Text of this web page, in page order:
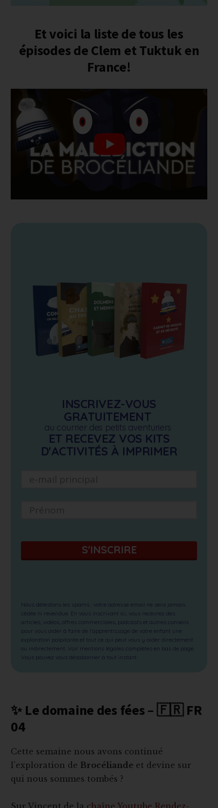
Et voici la liste de tous les
épisodes de Clem et Tuktuk en
France!
INSCRIVEZ-VOUS
GRATUITEMENT
au courrier des petits aventuriers
ET RECEVEZ VOS KITS
D'ACTIVITÉS À IMPRIMER
S'INSCRIRE
Nous détestons les spams : votre adresse email ne sera jamais
cédée ni revendue. En vous inscrivant ici, vous recevrez des
articles, vidéos, offres commerciales, podcasts et autres conseils
pour vous aider à faire de l'apprentissage de votre enfant une
exploration palpitante et tout ce qui peut vous y aider directement
ou indirectement. Voir mentions légales complètes en bas de page.
Vous pouvez vous désabonner à tout instant.
✨ Le domaine des fées – 🇫🇷 FR
04
Cette semaine nous avons continué
l’exploration de Brocéliande et devine sur
qui nous sommes tombés ?